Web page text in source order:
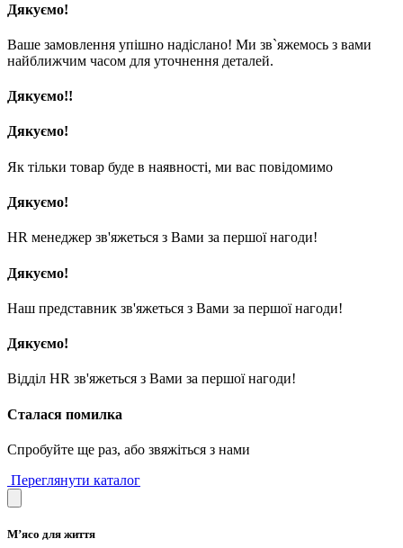
Дякуємо!
Ваше замовлення упішно надіслано! Ми зв`яжемось з вами
найближчим часом для уточнення деталей.
Дякуємо!!
Дякуємо!
Як тільки товар буде в наявності, ми вас повідомимо
Дякуємо!
HR менеджер зв'яжеться з Вами за першої нагоди!
Дякуємо!
Наш представник зв'яжеться з Вами за першої нагоди!
Дякуємо!
Відділ HR зв'яжеться з Вами за першої нагоди!
Сталася помилка
Спробуйте ще раз, або звяжіться з нами
Переглянути каталог
М’ясо для життя